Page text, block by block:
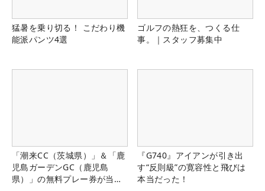
猛暑を乗り切る！ こだわり機
能派パンツ4選
ゴルフの熱狂を、つくる仕
事。｜スタッフ募集中
「潮来CC（茨城県）」＆「鹿
児島ガーデンGC（鹿児島
県）」の無料プレー券が当た
『G740』アイアンが引き出
す“反則級”の寛容性と飛びは
本当だった！